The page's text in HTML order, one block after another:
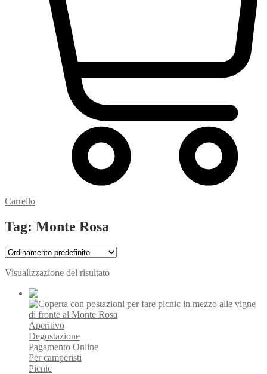
Carrello
Tag: Monte Rosa
Visualizzazione del risultato
Aperitivo
Degustazione
Pagamento Online
Per camperisti
Picnic